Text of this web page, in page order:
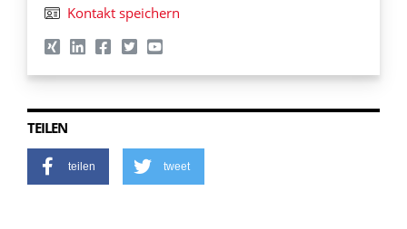
Kontakt speichern
TEILEN
teilen tweet